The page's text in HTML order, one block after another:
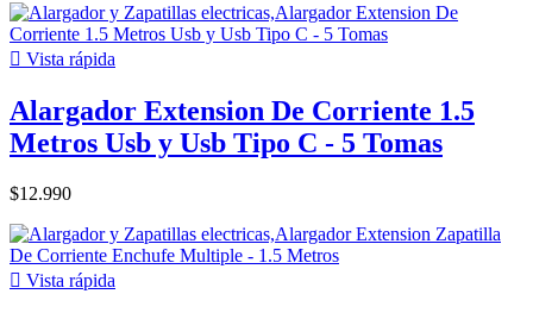
 Vista rápida
Alargador Extension De Corriente 1.5
Metros Usb y Usb Tipo C - 5 Tomas
$12.990
 Vista rápida